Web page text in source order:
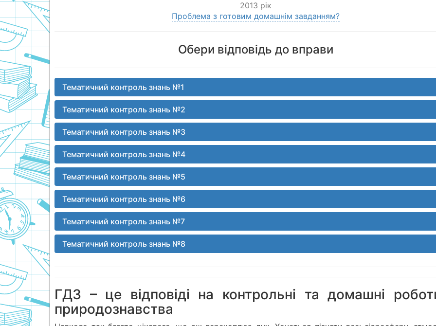
2013 рік
Проблема з готовим домашнім завданням?
Обери відповідь до вправи
Тематичний контроль знань №1
Тематичний контроль знань №2
Тематичний контроль знань №3
Тематичний контроль знань №4
Тематичний контроль знань №5
Тематичний контроль знань №6
Тематичний контроль знань №7
Тематичний контроль знань №8
ГДЗ – це відповіді на контрольні та домашні
природознавства